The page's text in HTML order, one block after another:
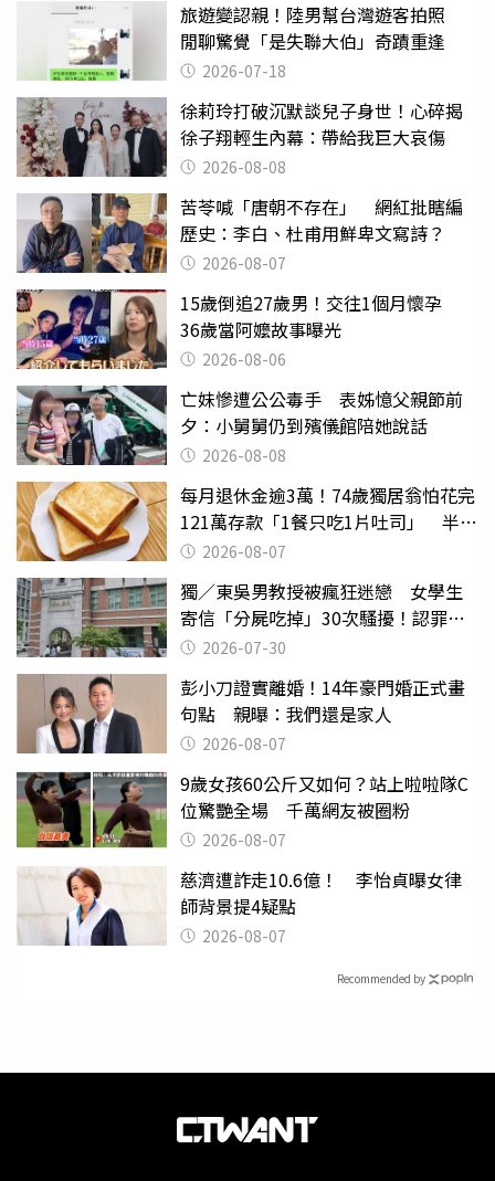
旅遊變認親！陸男幫台灣遊客拍照
閒聊驚覺「是失聯大伯」奇蹟重逢
2026-07-18
徐莉玲打破沉默談兒子身世！心碎揭
徐子翔輕生內幕：帶給我巨大哀傷
2026-08-08
苦苓喊「唐朝不存在」 網紅批瞎編
歷史：李白、杜甫用鮮卑文寫詩？
2026-08-07
15歲倒追27歲男！交往1個月懷孕
36歲當阿嬤故事曝光
2026-08-06
亡妹慘遭公公毒手 表姊憶父親節前
夕：小舅舅仍到殯儀館陪她說話
2026-08-08
每月退休金逾3萬！74歲獨居翁怕花完
121萬存款「1餐只吃1片吐司」 半年
後暴瘦嚇壞女兒
2026-08-07
獨／東吳男教授被瘋狂迷戀 女學生
寄信「分屍吃掉」30次騷擾！認罪免
關 2026-07-30
彭小刀證實離婚！14年豪門婚正式畫
句點 親曝：我們還是家人
2026-08-07
9歲女孩60公斤又如何？站上啦啦隊C
位驚艷全場 千萬網友被圈粉
2026-08-07
慈濟遭詐走10.6億！ 李怡貞曝女律
師背景提4疑點
2026-08-07
Recommended by